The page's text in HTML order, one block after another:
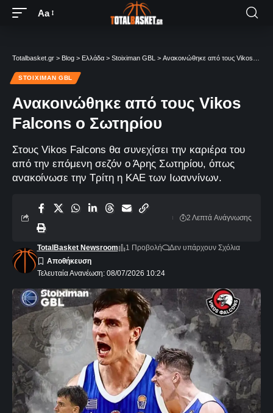
Aa
Totalbasket.gr > Blog > Ελλάδα > Stoiximan GBL > Ανακοινώθηκε από τους Vikos Falcons ο Σωτηρίου
STOIXIMAN GBL
Ανακοινώθηκε από τους Vikos
Falcons ο Σωτηρίου
Στους Vikos Falcons θα συνεχίσει την καριέρα του
από την επόμενη σεζόν ο Άρης Σωτηρίου, όπως
ανακοίνωσε την Τρίτη η ΚΑΕ των Ιωαννίνων.
Τελευταία Ανανέωση: 08/07/2026 10:24
TotalBasket Newsroom 1 Προβολή Δεν υπάρχουν Σχόλια
2 Λεπτά Aνάγνωσης